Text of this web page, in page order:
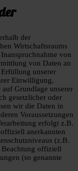
der
Wirtschaftsraums
von
von Daten an
unserer
Einwilligung,
Grundlage unserer
gesetzlicher oder
wir die Daten in
Voraussetzungen
erfolgt z.B.
anerkannten
(z.B.
Beachtung offiziell
(so genannte